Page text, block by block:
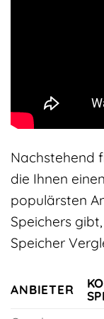
Nachstehend
die Ihnen
populärsten
Speichers
Speicher
ANBIETER